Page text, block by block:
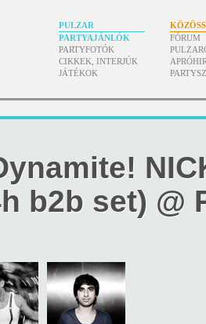
PULZAR
PARTYAJÁNLÓK
PARTYFOTÓK
CIKKEK, INTERJÚK
JÁTÉKOK
FÓRUM
b2b set) @